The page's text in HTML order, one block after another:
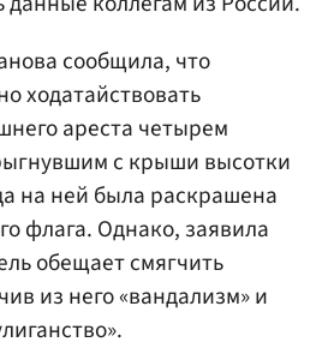
сообщила, что
ходатайствовать
ареста четырем
с крыши высотки
на ней была раскрашена
флага. Однако, заявила
обещает смягчить
из него «вандализм» и